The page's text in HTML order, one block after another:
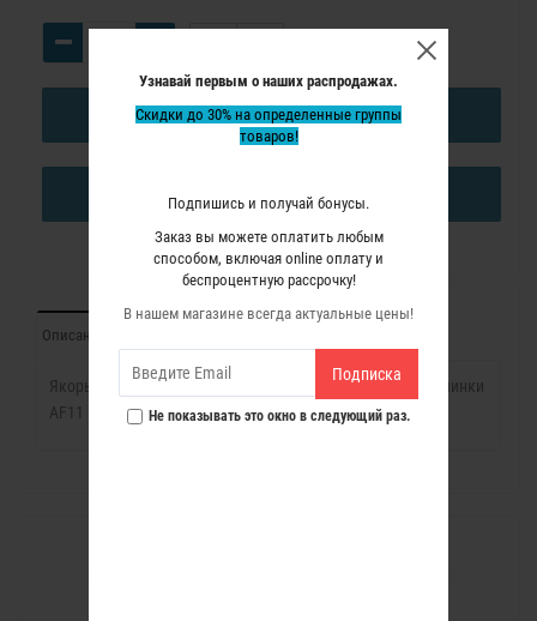
Узнавай первым о наших распродажах.
Скидки до 30% на определенные группы
товаров!
Подпишись и получай бонусы.
Заказ вы можете оплатить любым
способом, включая online оплату и
беспроцентную рассрочку!
В нашем магазине всегда актуальные цены!
Подписка
Не показывать это окно в следующий раз.
В КОРЗИНУ
КУПИТЬ В ОДИН КЛИК
Описание
Якорь (Ротор) Virutex для ленточной шлифовальной машинки
AF11